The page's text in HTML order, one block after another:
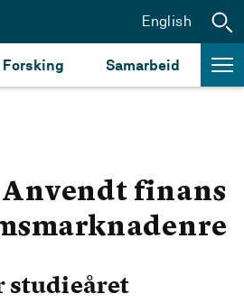
Forsking Samarbeid
English
finans
studieåret